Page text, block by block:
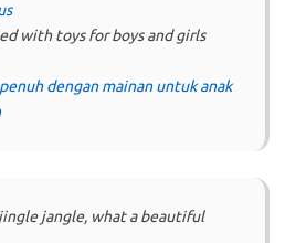
with toys for boys and girls
dengan mainan untuk anak
jangle, what a beautiful